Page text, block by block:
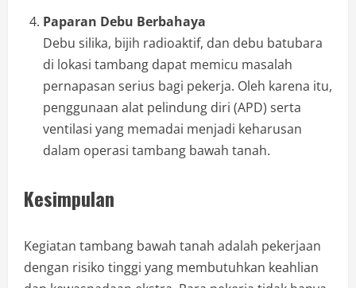
Paparan Debu Berbahaya
Debu silika, bijih radioaktif, dan debu batubara
di lokasi tambang dapat memicu masalah
pernapasan serius bagi pekerja. Oleh karena itu,
penggunaan alat pelindung diri (APD) serta
ventilasi yang memadai menjadi keharusan
dalam operasi tambang bawah tanah.
Kesimpulan
Kegiatan tambang bawah tanah adalah pekerjaan
dengan risiko tinggi yang membutuhkan keahlian